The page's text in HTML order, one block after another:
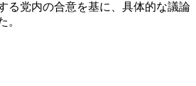
る党内の合意を基に、具体的な議論
。